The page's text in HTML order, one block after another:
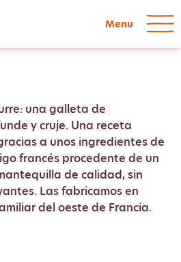
Menu
una galleta de
y cruje. Una receta
a unos ingredientes de
francés procedente de un
de calidad, sin
Las fabricamos en
del oeste de Francia.